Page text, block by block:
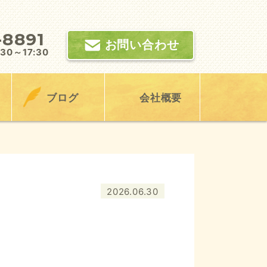
～17:30
お問い合わせ
ブログ 会社概要
2026.06.30